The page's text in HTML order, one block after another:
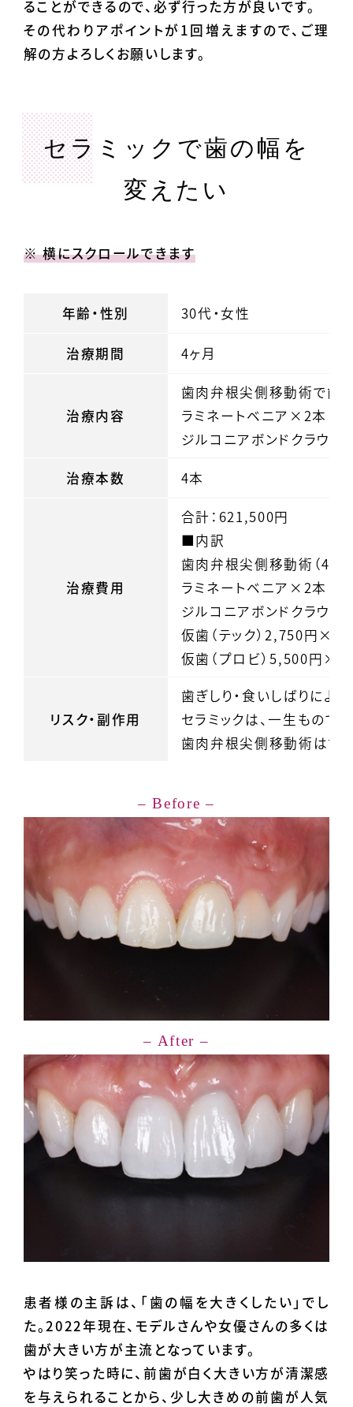
ることができるので、必ず行った方が良いです。
その代わりアポイントが1回増えますので、ご理
解の方よろしくお願いします。
セラミックで歯の幅を
変えたい
※ 横にスクロールできます
年齢・性別 30代・女性
治療期間 4ヶ月
治療内容
歯肉弁根尖側移動術で歯
ラミネートベニア×2本
ジルコニアボンドクラウ
治療本数 4本
治療費用
合計：621,500円
■内訳
歯肉弁根尖側移動術（
ラミネートベニア×2本（
ジルコニアボンドクラウ
仮歯（テック）2,750円×2
仮歯（プロビ）5,500円×4
リスク・副作用
歯ぎしり・食いしばりによ
セラミックは、一生もので
歯肉弁根尖側移動術は歯ぐ
患者様の主訴は、「歯の幅を大きくしたい」でし
た。2022年現在、モデルさんや女優さんの多くは
歯が大きい方が主流となっています。
やはり笑った時に、前歯が白く大きい方が清潔感
を与えられることから、少し大きめの前歯が人気